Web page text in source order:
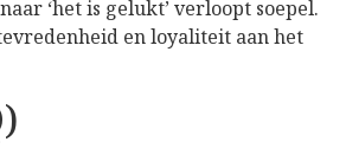
‘het is gelukt’ verloopt soepel.
en loyaliteit aan het